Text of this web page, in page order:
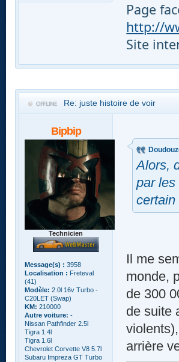
Page
http://
Site
Re: juste histoire de voir
Bipbip
Technicien
Message(s) : 3958
Localisation : Freteval
(41)
Modèle: 2.0l 16v Turbo -
C20LET (Swap)
KM: 210000
Autre voiture: -
Nissan Pathfinder 2.5l
Tigra 1.4l
Tigra 1.6l
Chevrolet Corvette V8 5.7l
Subaru Impreza GT Turbo
Alors,
par
Il me
monde,
de 300
de suite
arrière